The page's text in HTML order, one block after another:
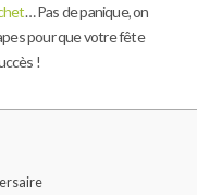
… Pas de panique, on
pour que votre fête
!